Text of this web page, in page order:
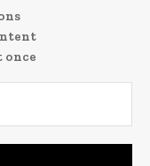
once